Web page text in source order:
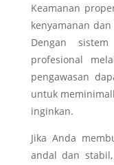
Keamanan
kenyamanan
Dengan
profesional
pengawasan
untuk
inginkan.
Jika Anda
andal dan stabil,